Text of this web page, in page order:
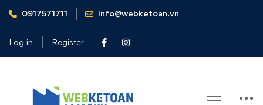
0917571711 info@webketoan.vn
Log in Register
Home khai thue GTGT
Tag: khai thue GTGT